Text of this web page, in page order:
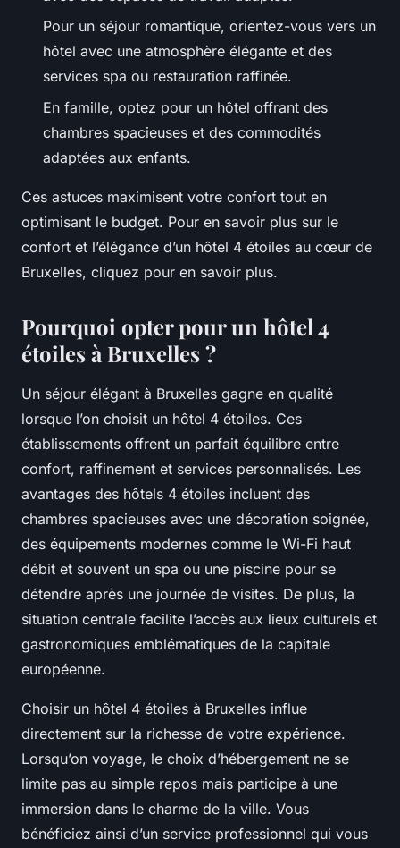
Pour un séjour romantique, orientez-vous vers un
hôtel avec une atmosphère élégante et des
services spa ou restauration raffinée.
En famille, optez pour un hôtel offrant des
chambres spacieuses et des commodités
adaptées aux enfants.
Ces astuces maximisent votre confort tout en
optimisant le budget. Pour en savoir plus sur le
confort et l’élégance d’un hôtel 4 étoiles au cœur de
Bruxelles, cliquez pour en savoir plus.
Pourquoi opter pour un hôtel 4
étoiles à Bruxelles ?
Un séjour élégant à Bruxelles gagne en qualité
lorsque l’on choisit un hôtel 4 étoiles. Ces
établissements offrent un parfait équilibre entre
confort, raffinement et services personnalisés. Les
avantages des hôtels 4 étoiles incluent des
chambres spacieuses avec une décoration soignée,
des équipements modernes comme le Wi-Fi haut
débit et souvent un spa ou une piscine pour se
détendre après une journée de visites. De plus, la
situation centrale facilite l’accès aux lieux culturels et
gastronomiques emblématiques de la capitale
européenne.
Choisir un hôtel 4 étoiles à Bruxelles influe
directement sur la richesse de votre expérience.
Lorsqu’on voyage, le choix d’hébergement ne se
limite pas au simple repos mais participe à une
immersion dans le charme de la ville. Vous
bénéficiez ainsi d’un service professionnel qui vous